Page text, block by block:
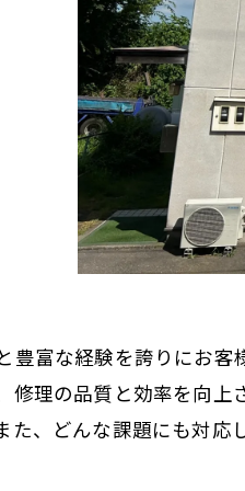
豊富な経験を誇りにお
修理の品質と効率を向
た、どんな課題にも対